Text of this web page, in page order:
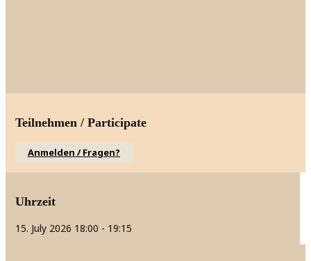
Teilnehmen / Participate
Anmelden / Fragen?
Uhrzeit
15. July 2026 18:00 - 19:15